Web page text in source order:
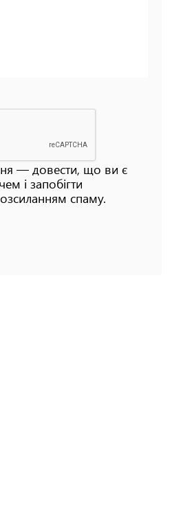
— довести, що ви є
і запобігти
спаму.